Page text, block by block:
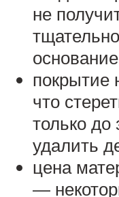
не
покрытие
что
только до
удалить
цена
—